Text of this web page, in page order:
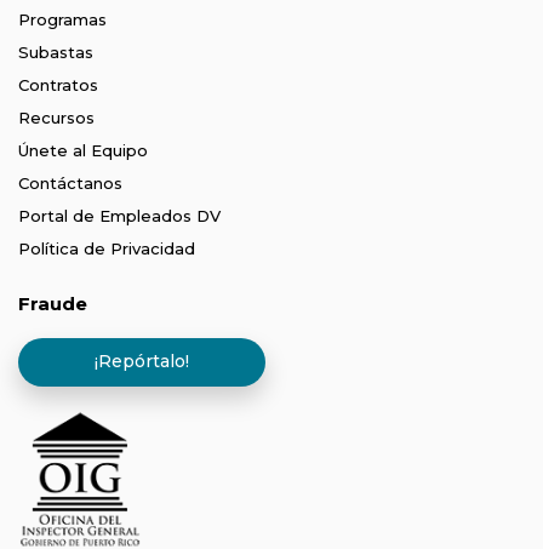
Programas
Subastas
Contratos
Recursos
Únete al Equipo
Contáctanos
Portal de Empleados DV
Política de Privacidad
Fraude
¡Repórtalo!